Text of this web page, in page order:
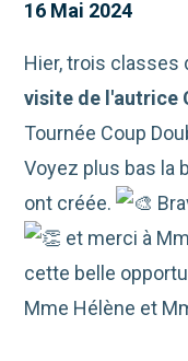
16 Mai 2024
Hier, trois classes
visite de l'autrice
Tournée Coup
Voyez plus bas la
ont créée.
et merci à
cette belle
Mme Hélène et